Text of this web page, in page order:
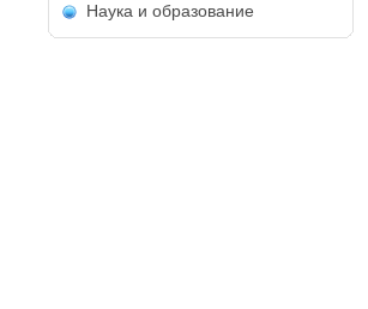
Наука и образование